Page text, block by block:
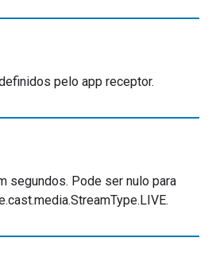
pelo app receptor.
segundos. Pode ser nulo para